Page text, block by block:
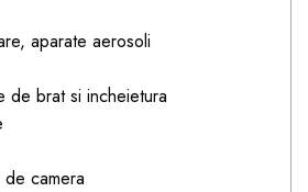
aparate aerosoli
de brat si incheietura
camera